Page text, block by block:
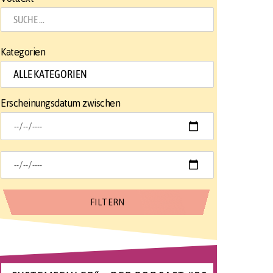
Kategorien
Erscheinungsdatum zwischen